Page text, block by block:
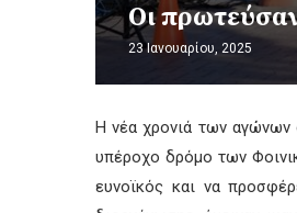
Οι
23 Ιανουαρίου, 2025
Η νέα χρονιά των αγώνων
υπέροχο δρόμο των
ευνοϊκός και να